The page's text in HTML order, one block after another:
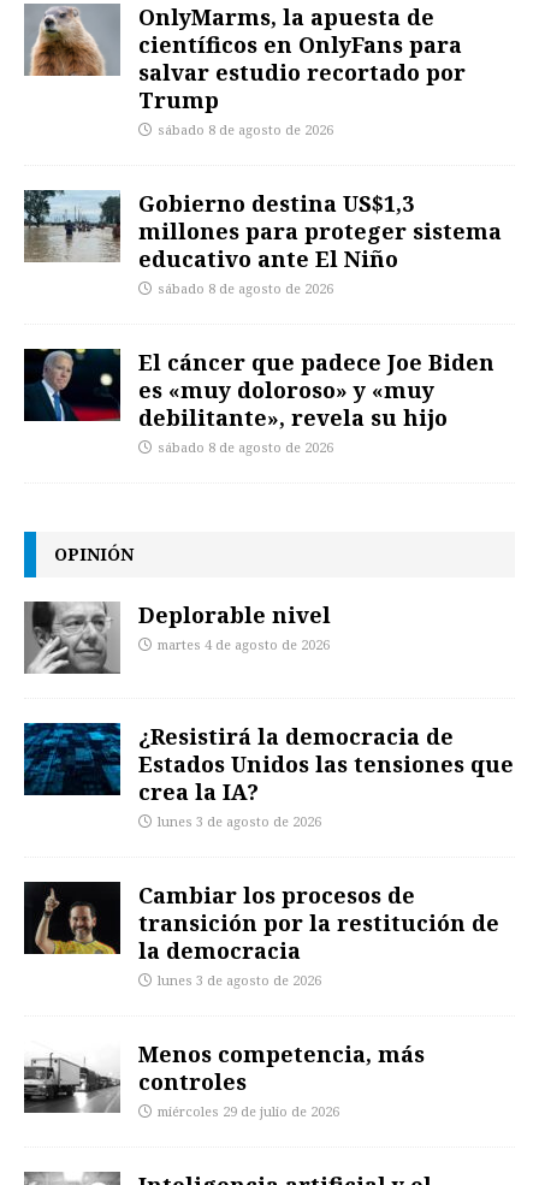
OnlyMarms, la apuesta de
científicos en OnlyFans para
salvar estudio recortado por
Trump
sábado 8 de agosto de 2026
Gobierno destina US$1,3
millones para proteger sistema
educativo ante El Niño
sábado 8 de agosto de 2026
El cáncer que padece Joe Biden
es «muy doloroso» y «muy
debilitante», revela su hijo
sábado 8 de agosto de 2026
OPINIÓN
Deplorable nivel
martes 4 de agosto de 2026
¿Resistirá la democracia de
Estados Unidos las tensiones que
crea la IA?
lunes 3 de agosto de 2026
Cambiar los procesos de
transición por la restitución de
la democracia
lunes 3 de agosto de 2026
Menos competencia, más
controles
miércoles 29 de julio de 2026